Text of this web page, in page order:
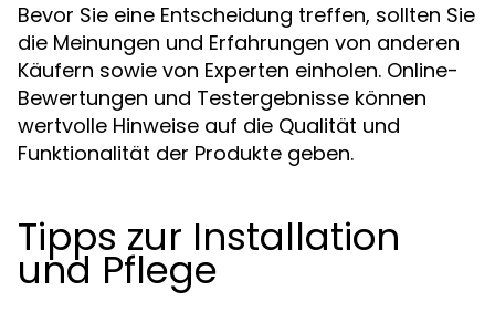
Bevor Sie eine Entscheidung treffen, sollten Sie
die Meinungen und Erfahrungen von anderen
Käufern sowie von Experten einholen. Online-
Bewertungen und Testergebnisse können
wertvolle Hinweise auf die Qualität und
Funktionalität der Produkte geben.
Tipps zur Installation
und Pflege